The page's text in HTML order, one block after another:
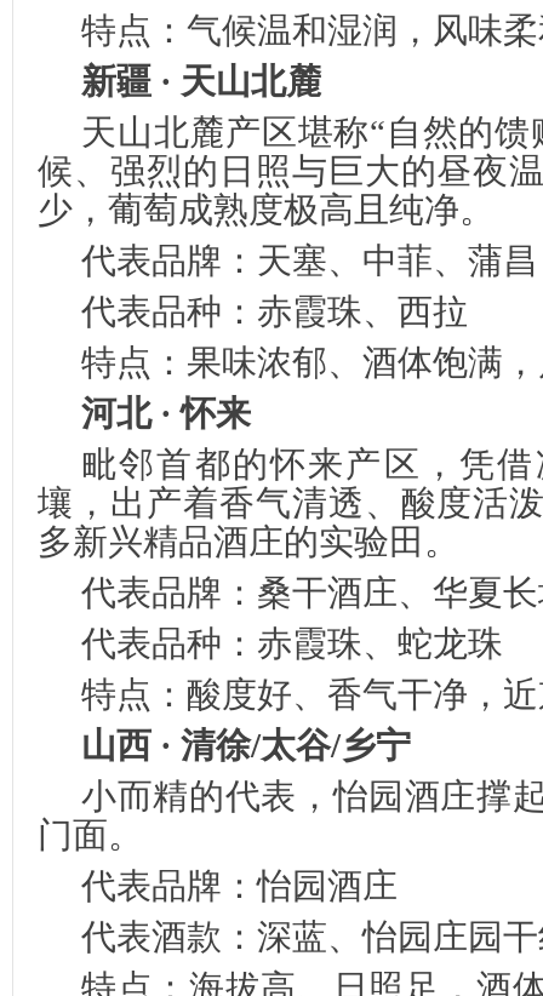
特点：气候温和湿润，风味
新疆 · 天山北麓
天山北麓产区堪称“自然的
候、强烈的日照与巨大的昼夜
少，葡萄成熟度极高且纯净。
代表品牌：天塞、中菲、蒲昌
代表品种：赤霞珠、西拉
特点：果味浓郁、酒体饱满
河北 · 怀来
毗邻首都的怀来产区，凭
壤，出产着香气清透、酸度活
多新兴精品酒庄的实验田。
代表品牌：桑干酒庄、华夏
代表品种：赤霞珠、蛇龙珠
特点：酸度好、香气干净，
山西 · 清徐/太谷/乡宁
小而精的代表，怡园酒庄撑
门面。
代表品牌：怡园酒庄
代表酒款：深蓝、怡园庄园
特点：海拔高、日照足，酒